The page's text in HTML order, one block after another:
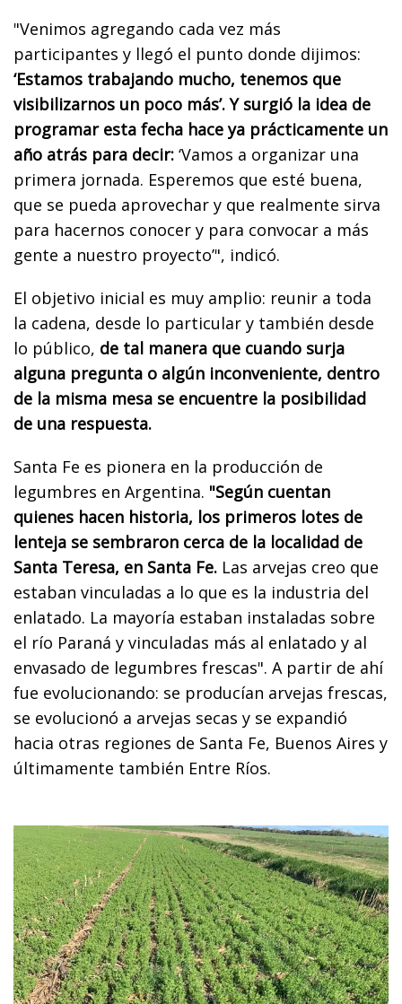
"Venimos agregando cada vez más
participantes y llegó el punto donde dijimos:
‘Estamos trabajando mucho, tenemos que
visibilizarnos un poco más’. Y surgió la idea de
programar esta fecha hace ya prácticamente un
año atrás para decir: ‘Vamos a organizar una
primera jornada. Esperemos que esté buena,
que se pueda aprovechar y que realmente sirva
para hacernos conocer y para convocar a más
gente a nuestro proyecto’", indicó.
El objetivo inicial es muy amplio: reunir a toda
la cadena, desde lo particular y también desde
lo público, de tal manera que cuando surja
alguna pregunta o algún inconveniente, dentro
de la misma mesa se encuentre la posibilidad
de una respuesta.
Santa Fe es pionera en la producción de
legumbres en Argentina. "Según cuentan
quienes hacen historia, los primeros lotes de
lenteja se sembraron cerca de la localidad de
Santa Teresa, en Santa Fe. Las arvejas creo que
estaban vinculadas a lo que es la industria del
enlatado. La mayoría estaban instaladas sobre
el río Paraná y vinculadas más al enlatado y al
envasado de legumbres frescas". A partir de ahí
fue evolucionando: se producían arvejas frescas,
se evolucionó a arvejas secas y se expandió
hacia otras regiones de Santa Fe, Buenos Aires y
últimamente también Entre Ríos.